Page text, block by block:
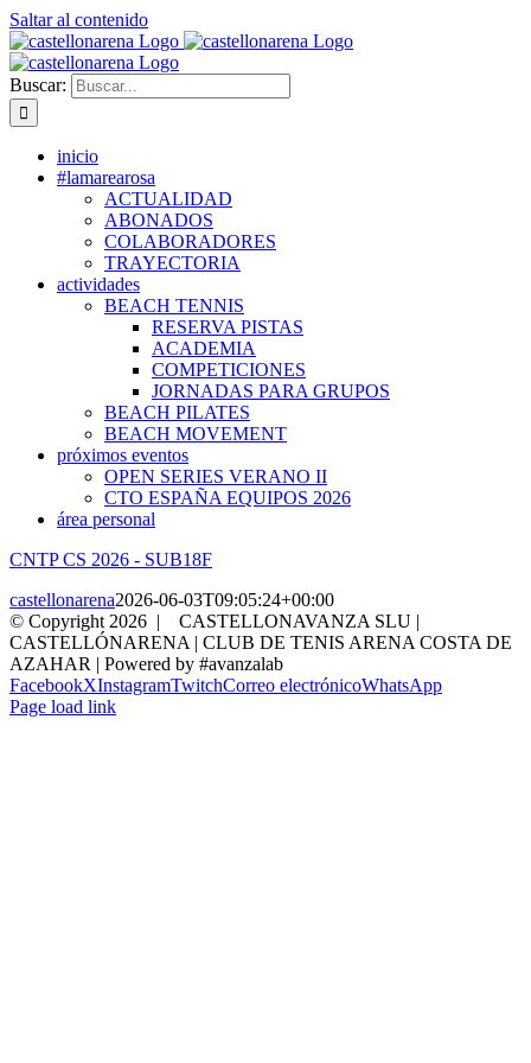
Saltar al contenido
Buscar:
inicio
#lamarearosa
ACTUALIDAD
ABONADOS
COLABORADORES
TRAYECTORIA
actividades
BEACH TENNIS
RESERVA PISTAS
ACADEMIA
COMPETICIONES
JORNADAS PARA GRUPOS
BEACH PILATES
BEACH MOVEMENT
próximos eventos
OPEN SERIES VERANO II
CTO ESPAÑA EQUIPOS 2026
área personal
CNTP CS 2026 - SUB18F
castellonarena2026-06-03T09:05:24+00:00
© Copyright 2026 | CASTELLONAVANZA SLU |
CASTELLÓNARENA | CLUB DE TENIS ARENA COSTA DE
AZAHAR | Powered by #avanzalab
FacebookXInstagramTwitchCorreo electrónicoWhatsApp
Page load link